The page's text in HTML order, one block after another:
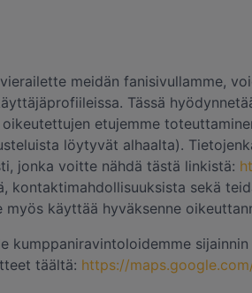
meidän fanisivullamme,
Tässä
etujemme
löytyvät alhaalta).
jonka voitte nähdä tästä linkistä:
sekä
myös käyttää hyväksenne
kumppaniravintoloidemme
täältä: https://